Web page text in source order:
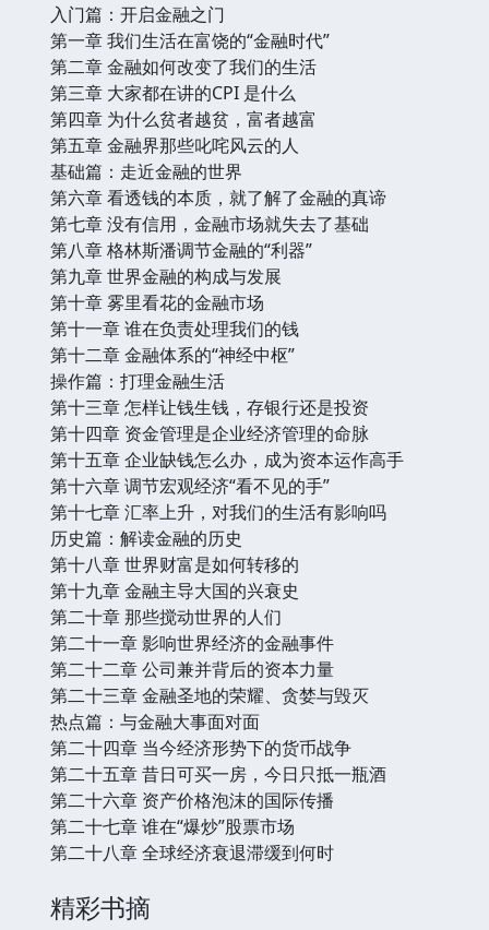
入门篇：开启金融之门
第一章 我们生活在富饶的“金融时代”
第二章 金融如何改变了我们的生活
第三章 大家都在讲的CPI 是什么
第四章 为什么贫者越贫，富者越富
第五章 金融界那些叱咤风云的人
基础篇：走近金融的世界
第六章 看透钱的本质，就了解了金融的真谛
第七章 没有信用，金融市场就失去了基础
第八章 格林斯潘调节金融的“利器”
第九章 世界金融的构成与发展
第十章 雾里看花的金融市场
第十一章 谁在负责处理我们的钱
第十二章 金融体系的“神经中枢”
操作篇：打理金融生活
第十三章 怎样让钱生钱，存银行还是投资
第十四章 资金管理是企业经济管理的命脉
第十五章 企业缺钱怎么办，成为资本运作高手
第十六章 调节宏观经济“看不见的手”
第十七章 汇率上升，对我们的生活有影响吗
历史篇：解读金融的历史
第十八章 世界财富是如何转移的
第十九章 金融主导大国的兴衰史
第二十章 那些搅动世界的人们
第二十一章 影响世界经济的金融事件
第二十二章 公司兼并背后的资本力量
第二十三章 金融圣地的荣耀、贪婪与毁灭
热点篇：与金融大事面对面
第二十四章 当今经济形势下的货币战争
第二十五章 昔日可买一房，今日只抵一瓶酒
第二十六章 资产价格泡沫的国际传播
第二十七章 谁在“爆炒”股票市场
第二十八章 全球经济衰退滞缓到何时
精彩书摘